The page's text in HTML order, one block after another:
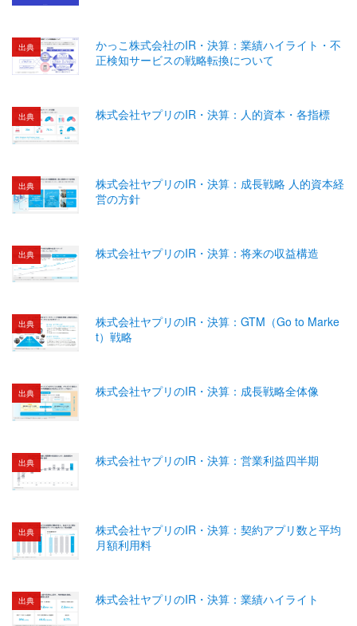
出典
かっこ株式会社のIR・決算：業績ハイライト・不
正検知サービスの戦略転換について
出典 株式会社ヤプリのIR・決算：人的資本・各指標
出典
株式会社ヤプリのIR・決算：成長戦略 人的資本経
営の方針
出典 株式会社ヤプリのIR・決算：将来の収益構造
出典
株式会社ヤプリのIR・決算：GTM（Go to Marke
t）戦略
出典 株式会社ヤプリのIR・決算：成長戦略全体像
出典 株式会社ヤプリのIR・決算：営業利益四半期
出典
株式会社ヤプリのIR・決算：契約アプリ数と平均
月額利用料
出典 株式会社ヤプリのIR・決算：業績ハイライト